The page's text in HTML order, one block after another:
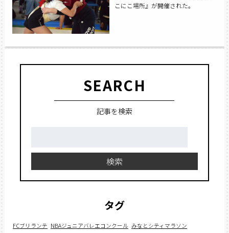
こにこ場所』が開催された。
SEARCH
記事を検索
検索
タグ
FCブリランテ NBAジュニアバレエコンクール みなとシティマラソン